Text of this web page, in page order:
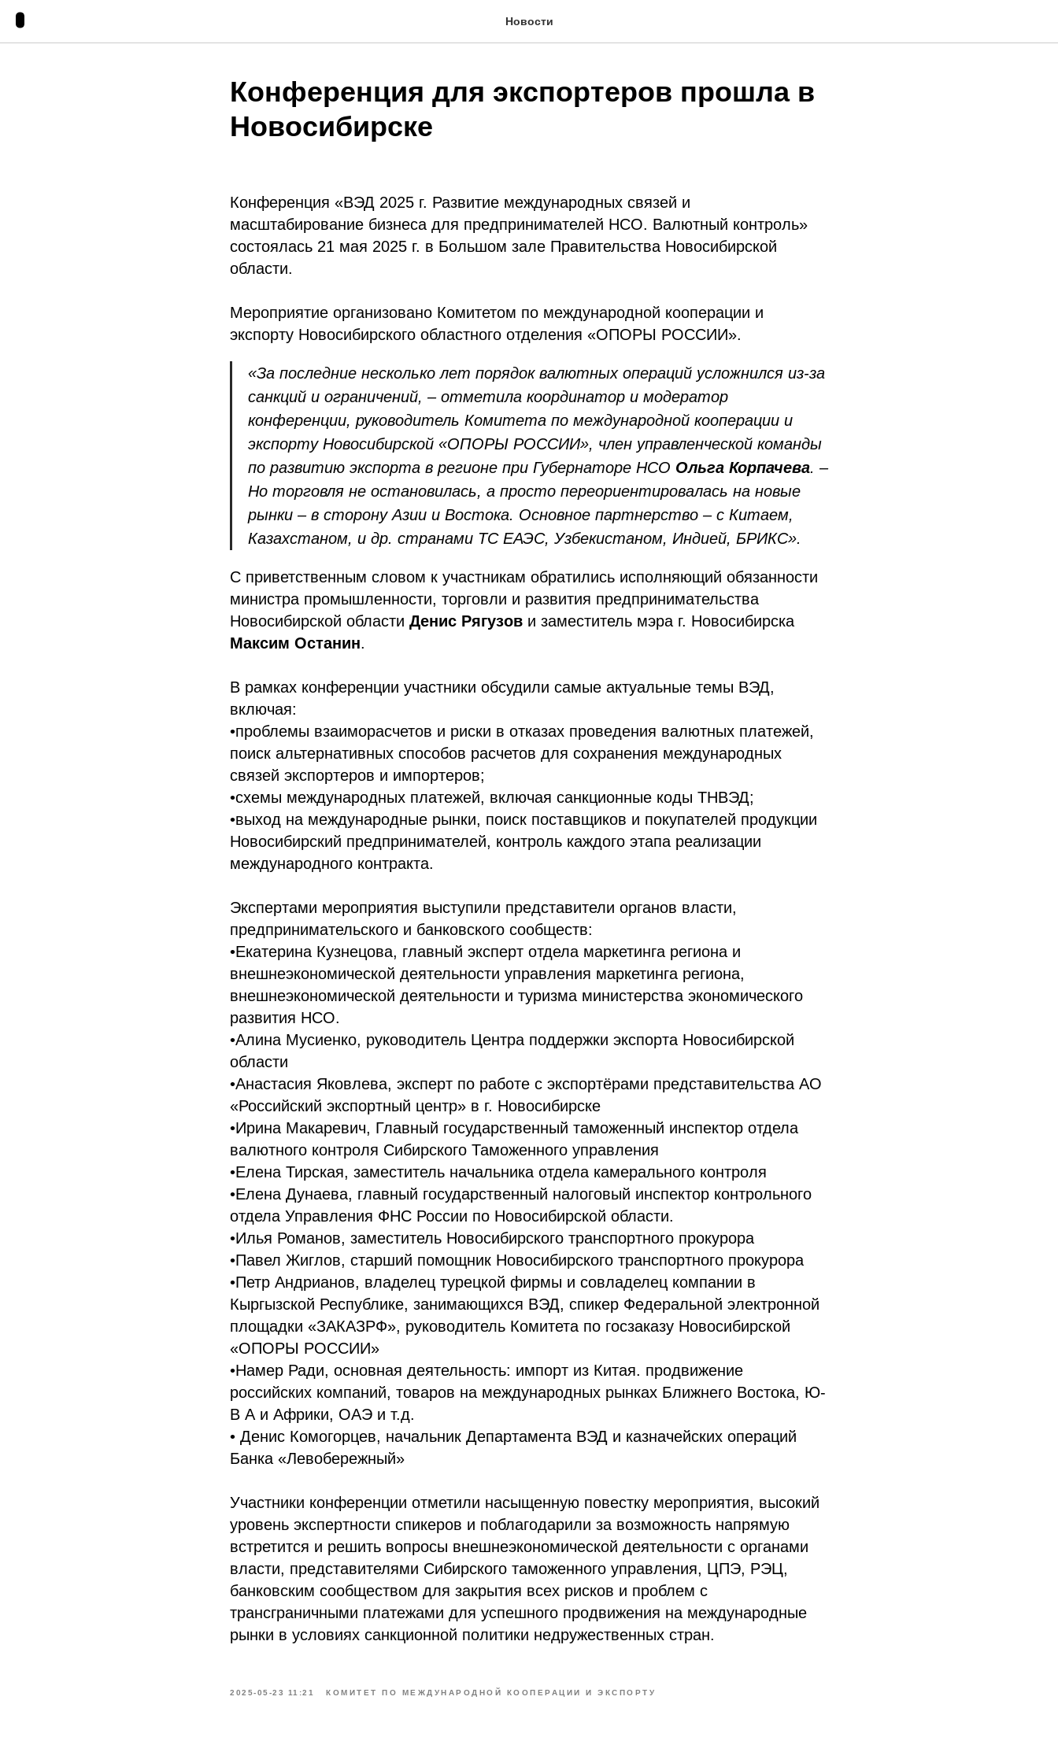
Новости
Конференция для экспортеров прошла в
Новосибирске
Конференция «ВЭД 2025 г. Развитие международных связей и
масштабирование бизнеса для предпринимателей НСО. Валютный контроль»
состоялась 21 мая 2025 г. в Большом зале Правительства Новосибирской
области.
Мероприятие организовано Комитетом по международной кооперации и
экспорту Новосибирского областного отделения «ОПОРЫ РОССИИ».
«За последние несколько лет порядок валютных операций усложнился из-за
санкций и ограничений, – отметила координатор и модератор
конференции, руководитель Комитета по международной кооперации и
экспорту Новосибирской «ОПОРЫ РОССИИ», член управленческой команды
по развитию экспорта в регионе при Губернаторе НСО Ольга Корпачева. –
Но торговля не остановилась, а просто переориентировалась на новые
рынки – в сторону Азии и Востока. Основное партнерство – с Китаем,
Казахстаном, и др. странами ТС ЕАЭС, Узбекистаном, Индией, БРИКС».
С приветственным словом к участникам обратились исполняющий обязанности
министра промышленности, торговли и развития предпринимательства
Новосибирской области Денис Рягузов и заместитель мэра г. Новосибирска
Максим Останин.
В рамках конференции участники обсудили самые актуальные темы ВЭД,
включая:
•проблемы взаиморасчетов и риски в отказах проведения валютных платежей,
поиск альтернативных способов расчетов для сохранения международных
связей экспортеров и импортеров;
•схемы международных платежей, включая санкционные коды ТНВЭД;
•выход на международные рынки, поиск поставщиков и покупателей продукции
Новосибирский предпринимателей, контроль каждого этапа реализации
международного контракта.
Экспертами мероприятия выступили представители органов власти,
предпринимательского и банковского сообществ:
•Екатерина Кузнецова, главный эксперт отдела маркетинга региона и
внешнеэкономической деятельности управления маркетинга региона,
внешнеэкономической деятельности и туризма министерства экономического
развития НСО.
•Алина Мусиенко, руководитель Центра поддержки экспорта Новосибирской
области
•Анастасия Яковлева, эксперт по работе с экспортёрами представительства АО
«Российский экспортный центр» в г. Новосибирске
•Ирина Макаревич, Главный государственный таможенный инспектор отдела
валютного контроля Сибирского Таможенного управления
•Елена Тирская, заместитель начальника отдела камерального контроля
•Елена Дунаева, главный государственный налоговый инспектор контрольного
отдела Управления ФНС России по Новосибирской области.
•Илья Романов, заместитель Новосибирского транспортного прокурора
•Павел Жиглов, старший помощник Новосибирского транспортного прокурора
•Петр Андрианов, владелец турецкой фирмы и совладелец компании в
Кыргызской Республике, занимающихся ВЭД, спикер Федеральной электронной
площадки «ЗАКАЗРФ», руководитель Комитета по госзаказу Новосибирской
«ОПОРЫ РОССИИ»
•Намер Ради, основная деятельность: импорт из Китая. продвижение
российских компаний, товаров на международных рынках Ближнего Востока, Ю-
В А и Африки, ОАЭ и т.д.
• Денис Комогорцев, начальник Департамента ВЭД и казначейских операций
Банка «Левобережный»
Участники конференции отметили насыщенную повестку мероприятия, высокий
уровень экспертности спикеров и поблагодарили за возможность напрямую
встретится и решить вопросы внешнеэкономической деятельности с органами
власти, представителями Сибирского таможенного управления, ЦПЭ, РЭЦ,
банковским сообществом для закрытия всех рисков и проблем с
трансграничными платежами для успешного продвижения на международные
рынки в условиях санкционной политики недружественных стран.
2025-05-23 11:21 КОМИТЕТ ПО МЕЖДУНАРОДНОЙ КООПЕРАЦИИ И ЭКСПОРТУ